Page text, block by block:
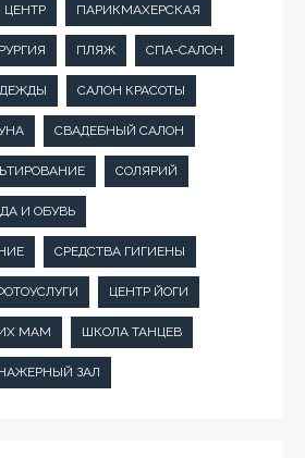
ЦЕНТР ПАРИКМАХЕРСКАЯ
ПЛЯЖ СПА-САЛОН
САЛОН КРАСОТЫ
СВАДЕБНЫЙ САЛОН
СОЛЯРИЙ
И ОБУВЬ
СРЕДСТВА ГИГИЕНЫ
ЦЕНТР ЙОГИ
МАМ ШКОЛА ТАНЦЕВ
ЗАЛ